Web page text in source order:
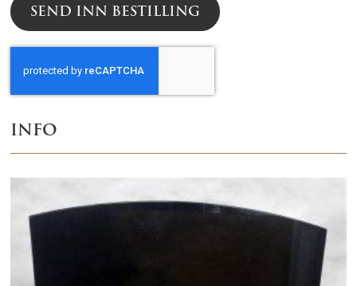
INFO
SEND INN BESTILLING